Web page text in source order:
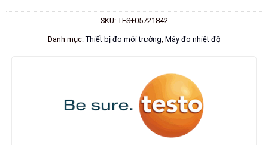
SKU: TES+05721842
Danh mục: Thiết bị đo môi trường, Máy đo nhiệt độ